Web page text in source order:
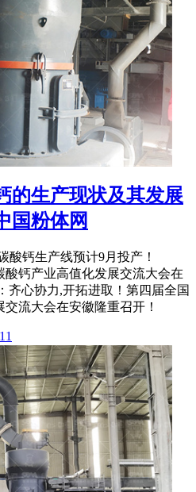
的生产现状及其发展
国粉体网
酸钙生产线预计9月投产！
酸钙产业高值化发展交流大会在
齐心协力,开拓进取！第四届全国
流大会在安徽隆重召开！